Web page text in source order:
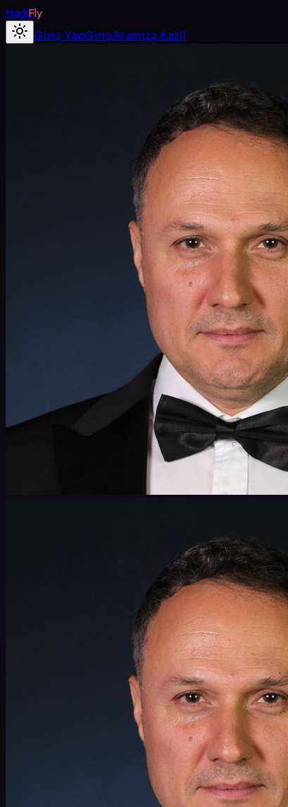
HadiFly
Giriş YapGirişAramıza Katıl